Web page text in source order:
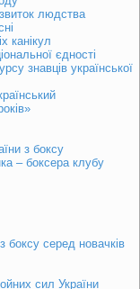
людства
канікул
єдності
знавців української
з боксу
– боксера клубу
боксу серед новачків
сил України